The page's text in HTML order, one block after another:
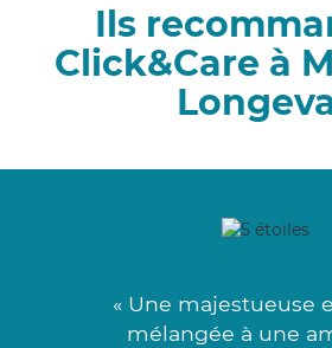
Ils
Click&Care à
« Une majestueuse
mélangée à une